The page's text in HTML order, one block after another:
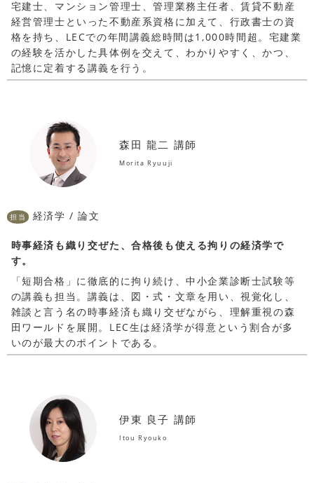
宅建士、マンション管理士、管理業務主任者、賃貸不動産
経営管理士といった不動産系資格に加えて、行政書士の資
格を持ち、LECでの年間講義総時間は1,000時間超。宅建業
の経験を活かした具体例を交えて、わかりやすく、かつ、
記憶に定着する講義を行う。
森田 龍二 講師
Morita Ryuuji
担当 経済学 / 論文
時事経済も織り交ぜた、合格後も使える拘りの経済学で
す。
「短期合格」に徹底的に拘り続け、中小企業診断士試験等
の講義も担当。講義は、図・式・文章を用い、視覚化し、
雑談と言う名の時事経済も織り交ぜながら、理解重視の森
田ワールドを展開。LEC生は経済学が得意という割合が多
いのが最大のポイントである。
伊東 良子 講師
Itou Ryouko